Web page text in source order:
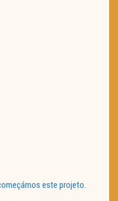
este projeto.